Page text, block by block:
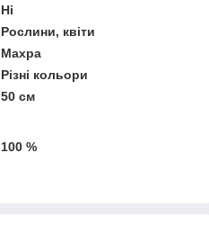
Ні
Рослини, квіти
Махра
Різні кольори
50 см
100 %